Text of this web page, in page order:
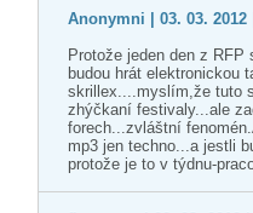
Anonymni | 03. 03. 2012
Protože jeden den z
budou hrát elektronickou
skrillex....myslím,že tuto
zhýčkaní festivaly...ale
forech...zvláštní
mp3 jen techno...a jestli
protože je to v týdnu-